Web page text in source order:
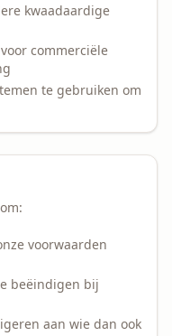
kwaadaardige
commerciële
te gebruiken om
voorwaarden
beëindigen bij
aan wie dan ook